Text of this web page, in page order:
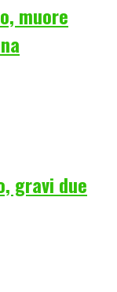
muore
gravi due